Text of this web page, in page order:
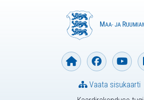
Vaata sisukaarti